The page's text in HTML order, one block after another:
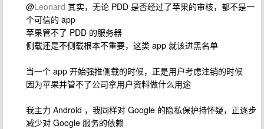
@Leonard 其实，无论 PDD 是否经过了苹果的审核，都不是一
个可信的 app
苹果管不了 PDD 的服务器
侧载还是不侧载根本不重要，这类 app 就该进黑名单
当一个 app 开始强推侧载的时候，正是用户考虑注销的时候
因为苹果并管不了公司拿用户资料做什么用途
我主力 Android ，我同样对 Google 的隐私保护持怀疑，正逐步
减少对 Google 服务的依赖